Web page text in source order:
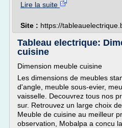
Lire la suite
Site : https://
Tableau electrique:
cuisine
Dimension meuble cuisine
Les dimensions de meubles
d'angle, meuble sous-evier,
vaisselle. Decouvrez tous nos
sur. Retrouvez un large choix
Meuble de cuisine au meilleur
observation, Mobalpa a concu